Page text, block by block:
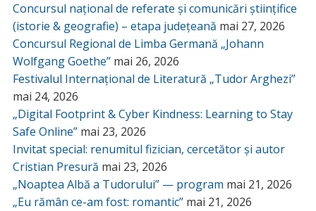
Concursul național de referate și comunicări științifice
(istorie & geografie) – etapa județeană mai 27, 2026
Concursul Regional de Limba Germană „Johann
Wolfgang Goethe” mai 26, 2026
Festivalul Internațional de Literatură „Tudor Arghezi”
mai 24, 2026
„Digital Footprint & Cyber Kindness: Learning to Stay
Safe Online” mai 23, 2026
Invitat special: renumitul fizician, cercetător și autor
Cristian Presură mai 23, 2026
„Noaptea Albă a Tudorului” — program mai 21, 2026
„Eu rămân ce-am fost: romantic” mai 21, 2026